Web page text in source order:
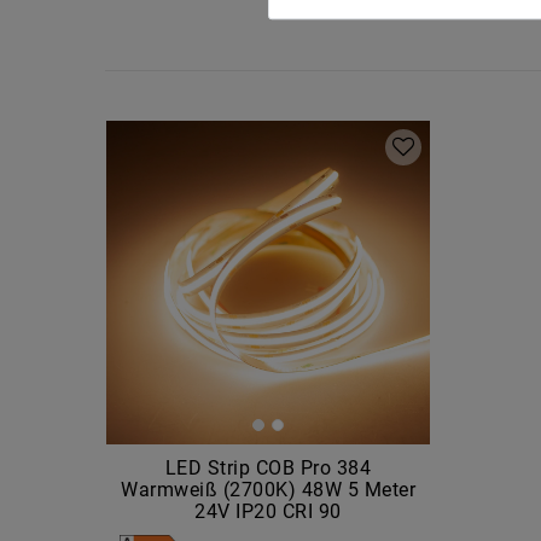
LED Strip COB Pro 384
Warmweiß (2700K) 48W 5 Meter
24V IP20 CRI 90